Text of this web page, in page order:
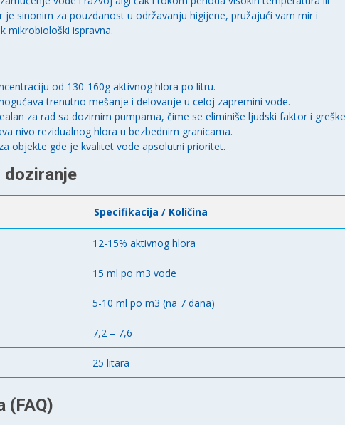
sinonim za pouzdanost u održavanju higijene, pružajući vam mir i
mikrobiološki ispravna.
od 130-160g aktivnog hlora po litru.
trenutno mešanje i delovanje u celoj zapremini vode.
za rad sa dozirnim pumpama, čime se eliminiše ljudski faktor i
nivo rezidualnog hlora u bezbednim granicama.
objekte gde je kvalitet vode apsolutni prioritet.
Specifikacija / Količina
12-15% aktivnog hlora
15 ml po m3 vode
5-10 ml po m3 (na 7 dana)
7,2 – 7,6
25 litara
(FAQ)